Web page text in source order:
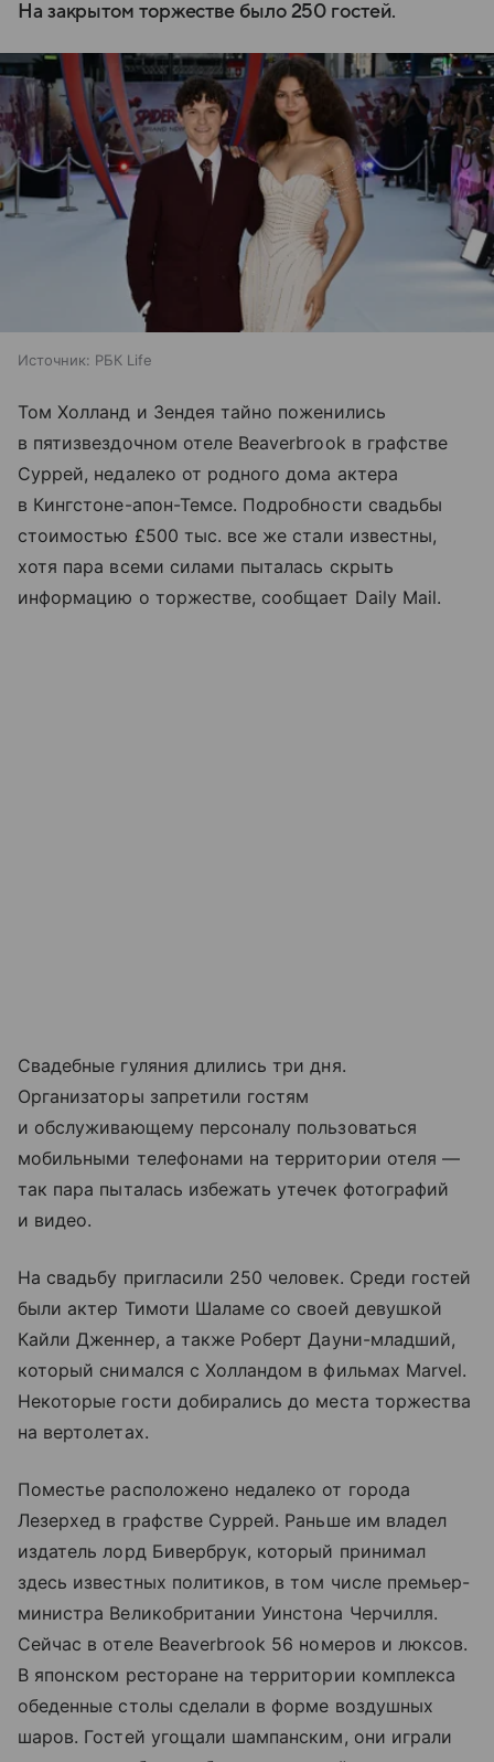
На закрытом торжестве было 250 гостей.
Источник: РБК Life
Том Холланд и Зендея тайно поженились
в пятизвездочном отеле Beaverbrook в графстве
Суррей, недалеко от родного дома актера
в Кингстоне-апон-Темсе. Подробности свадьбы
стоимостью £500 тыс. все же стали известны,
хотя пара всеми силами пыталась скрыть
информацию о торжестве, сообщает Daily Mail.
Свадебные гуляния длились три дня.
Организаторы запретили гостям
и обслуживающему персоналу пользоваться
мобильными телефонами на территории отеля —
так пара пыталась избежать утечек фотографий
и видео.
На свадьбу пригласили 250 человек. Среди гостей
были актер Тимоти Шаламе со своей девушкой
Кайли Дженнер, а также Роберт Дауни-младший,
который снимался с Холландом в фильмах Marvel.
Некоторые гости добирались до места торжества
на вертолетах.
Поместье расположено недалеко от города
Лезерхед в графстве Суррей. Раньше им владел
издатель лорд Бивербрук, который принимал
здесь известных политиков, в том числе премьер-
министра Великобритании Уинстона Черчилля.
Сейчас в отеле Beaverbrook 56 номеров и люксов.
В японском ресторане на территории комплекса
обеденные столы сделали в форме воздушных
шаров. Гостей угощали шампанским, они играли